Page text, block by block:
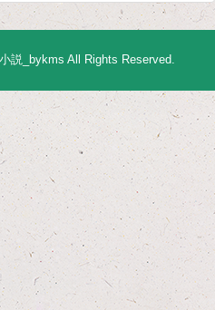
説_bykms All Rights Reserved.